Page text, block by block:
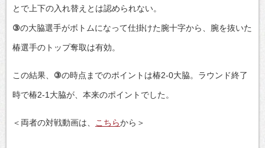
とで上下の入れ替えとは認められない。
③の大脇選手がボトムになって仕掛けた腕十字から、腕を抜いた
椿選手のトップ奪取は有効。
この結果、 ③の時点までのポイントは椿2-0大脇。ラウンド終了
時で椿2-1大脇が、本来のポイントでした。
＜両者の対戦動画は、 こちらから＞